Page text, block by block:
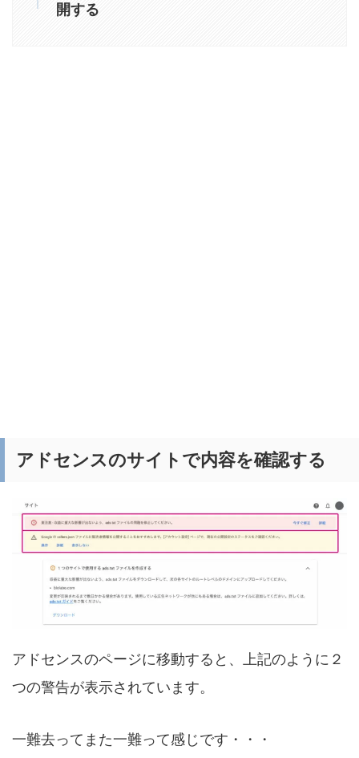
開する
アドセンスのサイトで内容を確認する
アドセンスのページに移動すると、上記のように２
つの警告が表示されています。
一難去ってまた一難って感じです・・・